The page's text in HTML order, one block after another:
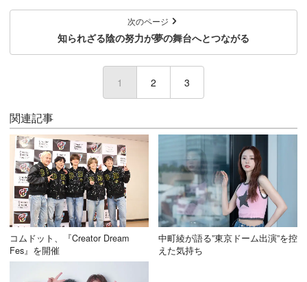
次のページ
知られざる陰の努力が夢の舞台へとつながる
1 (current)
2 3
関連記事
コムドット、『Creator Dream
Fes』を開催
中町綾が語る”東京ドーム出演”を控
えた気持ち